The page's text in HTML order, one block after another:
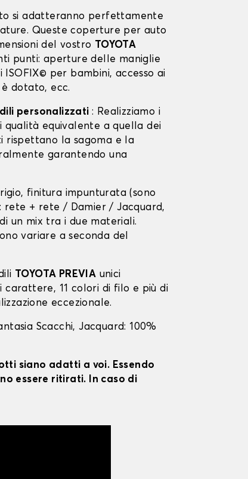
si adatteranno perfettamente
Queste coperture per auto
del vostro
TOYOTA
punti: aperture delle maniglie
per bambini, accesso ai
dotato, ecc.
personalizzati : Realizziamo i
qualità equivalente a quella dei
rispettano la sagoma e la
garantendo una
finitura impunturata (sono
rete + rete / Damier / Jacquard,
un mix tra i due materiali.
variare a seconda del
TOYOTA PREVIA unici
11 colori di filo e più di
eccezionale.
Scacchi, Jacquard: 100%
siano adatti a voi. Essendo
essere ritirati. In caso di